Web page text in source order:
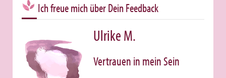
Ich freue mich über Dein Feedback
Ulrike M.
Vertrauen in mein Sein